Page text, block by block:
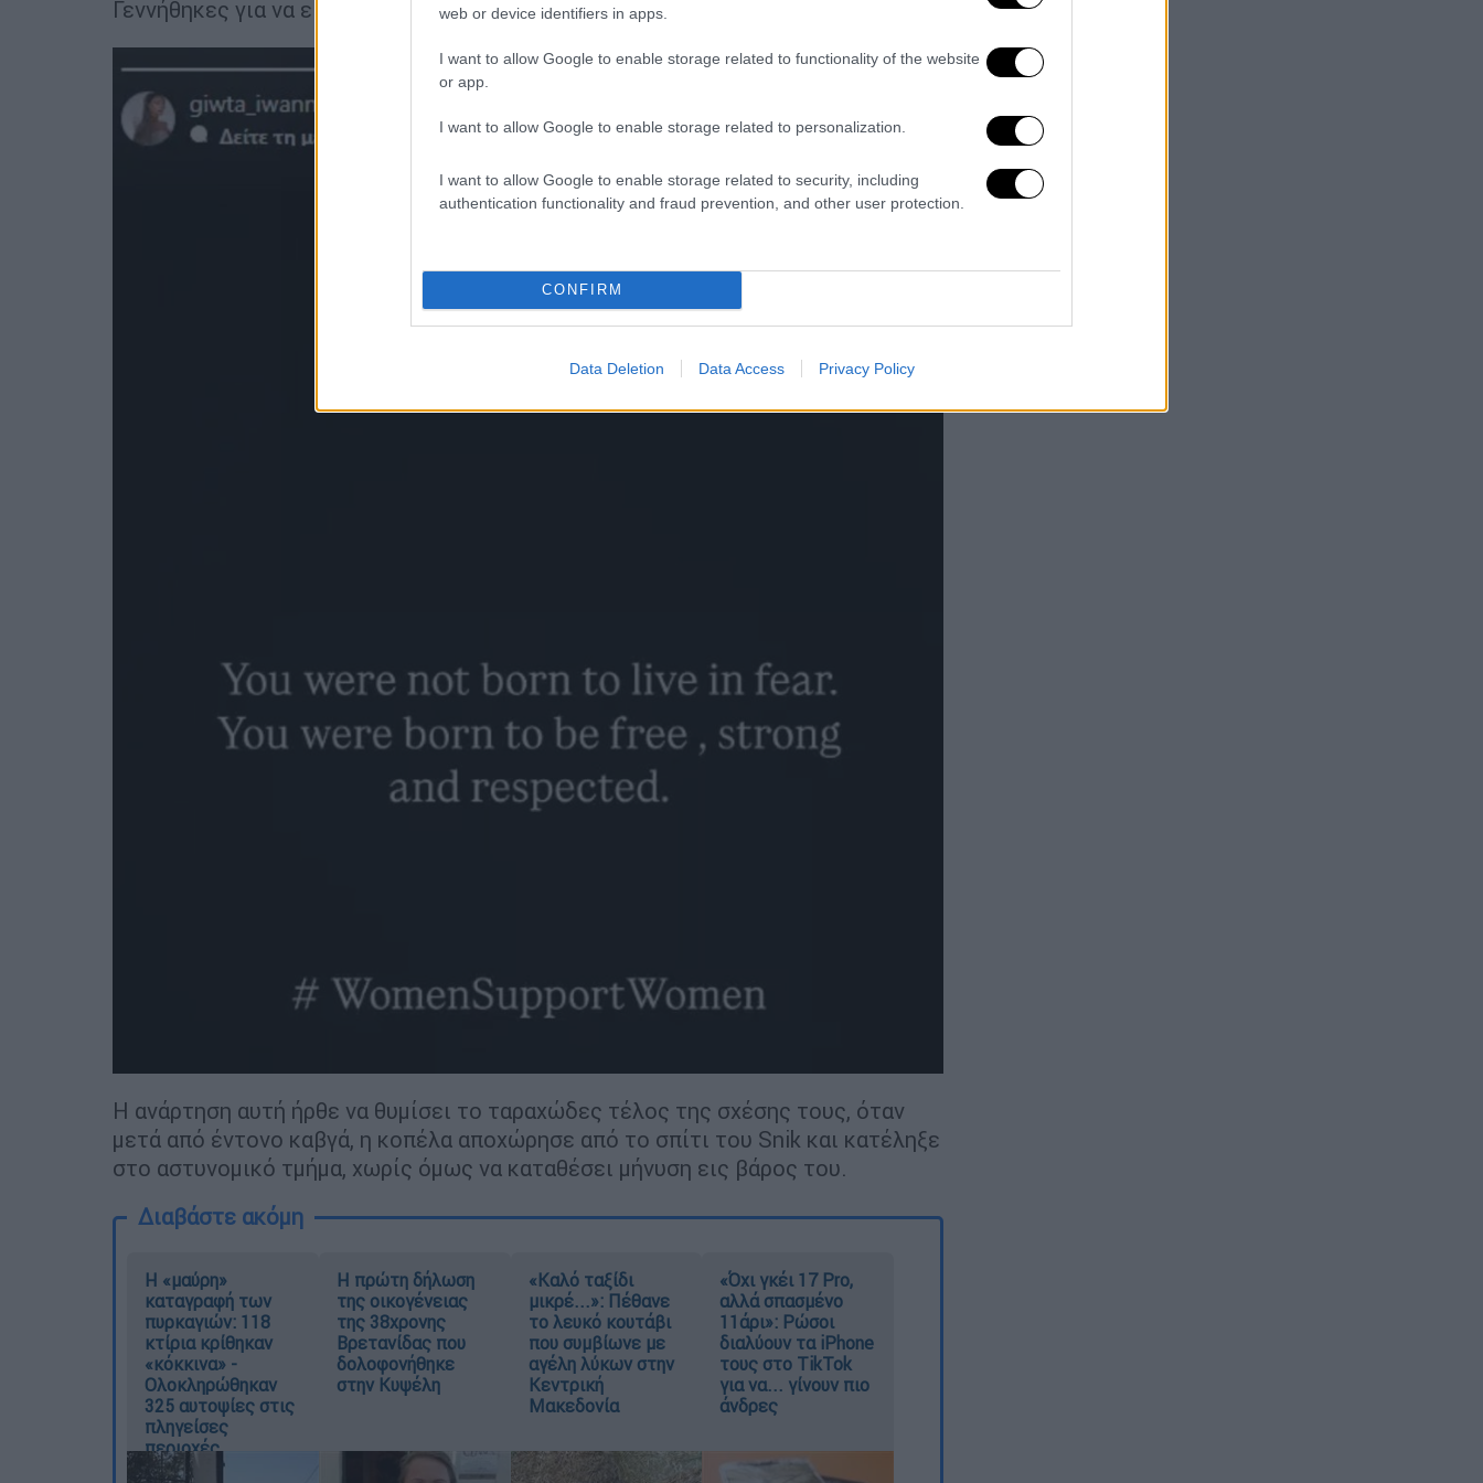
web or device identifiers in apps.
I want to allow Google to enable storage related to functionality of the website
or app.
I want to allow Google to enable storage related to personalization.
I want to allow Google to enable storage related to security, including
authentication functionality and fraud prevention, and other user protection.
CONFIRM
Data Deletion Data Access Privacy Policy
Γεννήθηκες για να είσαι ελεύθερος, δυνατός και να σε σέβονται».
Η ανάρτηση αυτή ήρθε να θυμίσει το ταραχώδες τέλος της σχέσης τους, όταν
μετά από έντονο καβγά, η κοπέλα αποχώρησε από το σπίτι του Snik και κατέληξε
στο αστυνομικό τμήμα, χωρίς όμως να καταθέσει μήνυση εις βάρος του.
Διαβάστε ακόμη
Η «μαύρη»
καταγραφή των
πυρκαγιών: 118
κτίρια κρίθηκαν
«κόκκινα» -
Ολοκληρώθηκαν
325 αυτοψίες στις
πληγείσες
περιοχές
Η πρώτη δήλωση
της οικογένειας
της 38χρονης
Βρετανίδας που
δολοφονήθηκε
στην Κυψέλη
«Καλό ταξίδι
μικρέ...»: Πέθανε
το λευκό κουτάβι
που συμβίωνε με
αγέλη λύκων στην
Κεντρική
Μακεδονία
«Όχι γκέι 17 Pro,
αλλά σπασμένο
11άρι»: Ρώσοι
διαλύουν τα iPhone
τους στο TikTok
για να... γίνουν πιο
άνδρες